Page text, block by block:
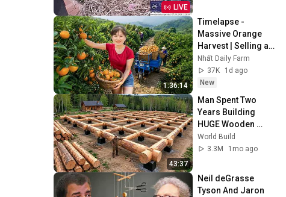
LIVE
1:36:14
Timelapse -
Massive Orange
Harvest | Selling at
the Country Market
Nhất Daily Farm
37K
1d ago
New
43:37
Man Spent Two
Years Building
HUGE Wooden
House for his
Family | Start to
@bjornbrenton
World Build
3.3M
1mo ago
Neil deGrasse
Tyson And Jaron